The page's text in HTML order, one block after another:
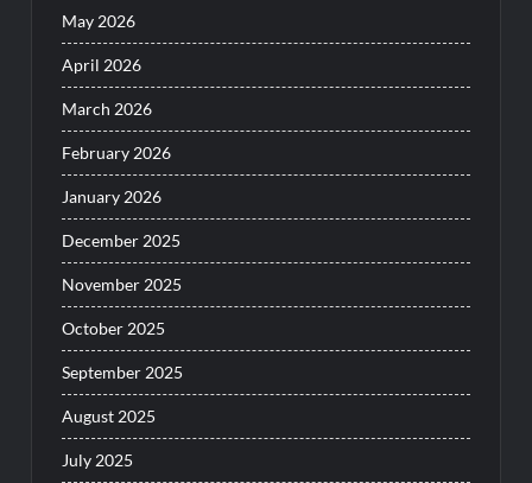
May 2026
April 2026
March 2026
February 2026
January 2026
December 2025
November 2025
October 2025
September 2025
August 2025
July 2025